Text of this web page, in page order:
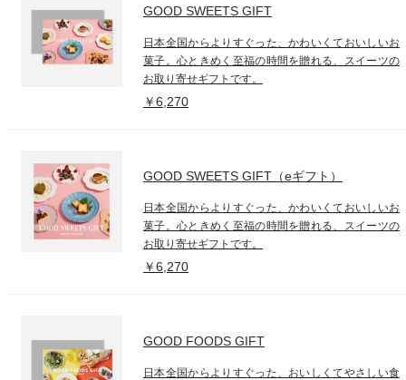
GOOD SWEETS GIFT
日本全国からよりすぐった、かわいくておいしいお
菓子。心ときめく至福の時間を贈れる、スイーツの
お取り寄せギフトです。
￥6,270
GOOD SWEETS GIFT（eギフト）
日本全国からよりすぐった、かわいくておいしいお
菓子。心ときめく至福の時間を贈れる、スイーツの
お取り寄せギフトです。
￥6,270
GOOD FOODS GIFT
日本全国からよりすぐった、おいしくてやさしい食